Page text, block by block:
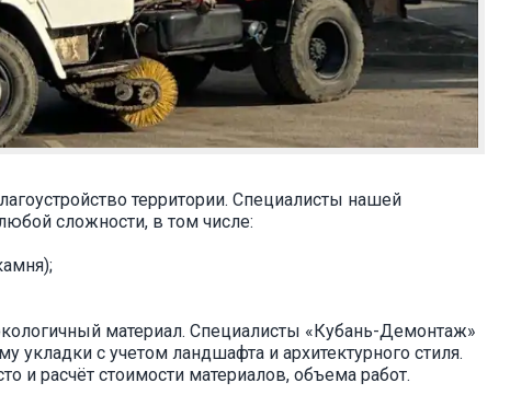
территории. Специалисты нашей
сложности, в том числе:
материал. Специалисты «Кубань-Демонтаж»
укладки с учетом ландшафта и архитектурного стиля.
и расчёт стоимости материалов, объема работ.